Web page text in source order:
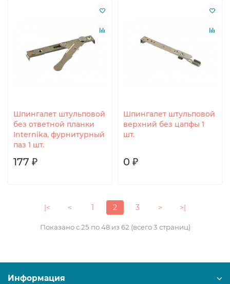
Шпингалет штульповой
без ответной планки
Internika, фурнитурный
паз 1 шт.
177 ₽
Шпингалет штульповой
верхний без цапфы 1
шт.
0 ₽
|< < 1 2 3 > >|
Показано с 25 по 48 из 62 (всего 3 страниц)
Информация